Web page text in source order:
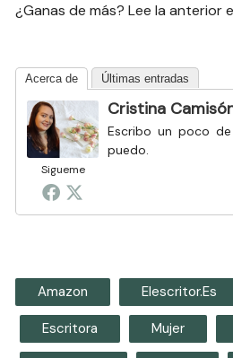
¿Ganas de más? Lee la
Acerca de Últimas entradas
Sigueme
Cristina
Escribo un poco
puedo.
Amazon Elescritor.es
Escritora Mujer